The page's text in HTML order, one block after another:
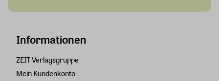
Informationen
ZEIT Verlagsgruppe
Mein Kundenkonto